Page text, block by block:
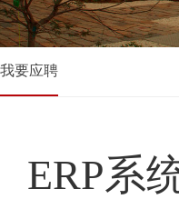
我要应聘
ERP系